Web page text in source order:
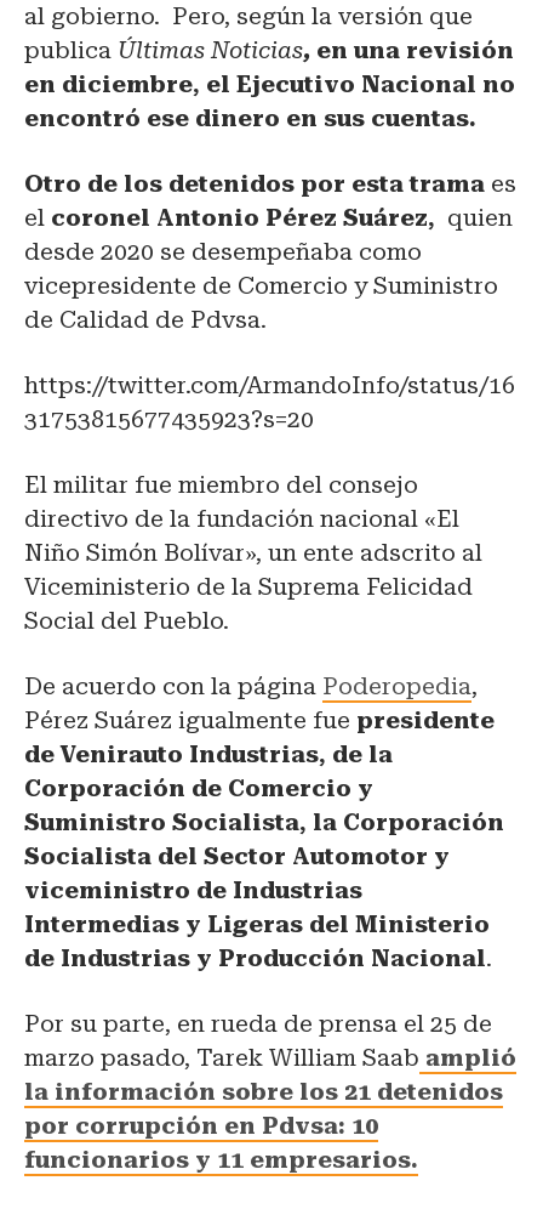
al gobierno. Pero, según la versión que
publica Últimas Noticias, en una revisión
en diciembre, el Ejecutivo Nacional no
encontró ese dinero en sus cuentas.
Otro de los detenidos por esta trama es
el coronel Antonio Pérez Suárez, quien
desde 2020 se desempeñaba como
vicepresidente de Comercio y Suministro
de Calidad de Pdvsa.
https://twitter.com/ArmandoInfo/status/16
31753815677435923?s=20
El militar fue miembro del consejo
directivo de la fundación nacional «El
Niño Simón Bolívar», un ente adscrito al
Viceministerio de la Suprema Felicidad
Social del Pueblo.
De acuerdo con la página Poderopedia,
Pérez Suárez igualmente fue presidente
de Venirauto Industrias, de la
Corporación de Comercio y
Suministro Socialista, la Corporación
Socialista del Sector Automotor y
viceministro de Industrias
Intermedias y Ligeras del Ministerio
de Industrias y Producción Nacional.
Por su parte, en rueda de prensa el 25 de
marzo pasado, Tarek William Saab amplió
la información sobre los 21 detenidos
por corrupción en Pdvsa: 10
funcionarios y 11 empresarios.